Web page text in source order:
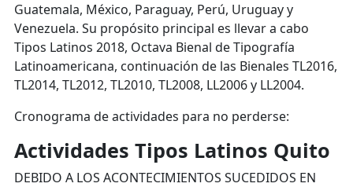
Guatemala, México, Paraguay, Perú, Uruguay y
Venezuela. Su propósito principal es llevar a cabo
Tipos Latinos 2018, Octava Bienal de Tipografía
Latinoamericana, continuación de las Bienales TL2016,
TL2014, TL2012, TL2010, TL2008, LL2006 y LL2004.
Cronograma de actividades para no perderse:
Actividades Tipos Latinos Quito
DEBIDO A LOS ACONTECIMIENTOS SUCEDIDOS EN